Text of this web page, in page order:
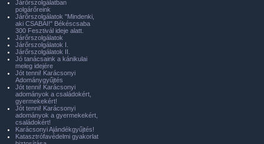
Járőrszolgálatban
polgárőreink
Járőrszolgálatok "Mindenki,
aki CSABAI!" Békéscsaba
300 Fesztivál ideje alatt.
Járőrszolgálatok
Járőrszolgálatok I.
Járőrszolgálatok II.
Jó tanácsaink a kánikulai
meleg idejére
Jót tenni! Karácsonyi
Adománygyűjtés
Jót tenni! Karácsonyi
adományok a családokért,
gyermekekért!
Jót tenni! Karácsonyi
adományok a gyermekekért,
családokért!
Karácsonyi Ajándékgyűjtés!
Katasztrófavédelmi gyakorlat